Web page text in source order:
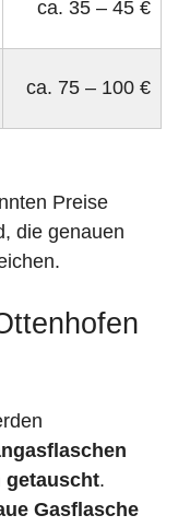
ca. 35 – 45 €
ca. 75 – 100 €
Preise
die genauen
getauscht.
Gasflasche